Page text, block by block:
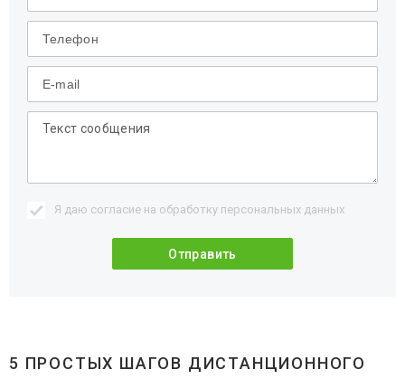
Я даю согласие на обработку персональных данных
5 ПРОСТЫХ ШАГОВ ДИСТАНЦИОННОГО